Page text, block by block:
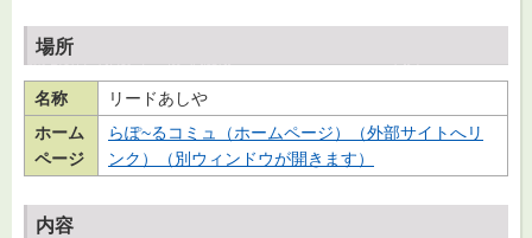
場所
名称
リードあしや
ホーム
ページ
らぽ~るコミュ（ホームページ）（外部サイトへリ
ンク）（別ウィンドウが開きます）
内容